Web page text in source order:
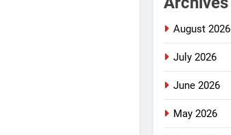
August 2026
July 2026
June 2026
May 2026